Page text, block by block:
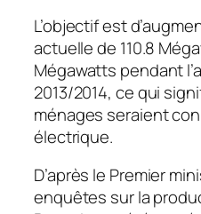
L’objectif est
actuelle de 110.8
Mégawatts pendant
2013/2014, ce qui
ménages seraient
électrique.
D’après le Premier
enquêtes sur la